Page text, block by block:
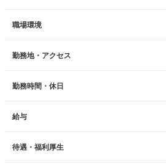
職場環境
勤務地・アクセス
勤務時間・休日
給与
待遇・福利厚生